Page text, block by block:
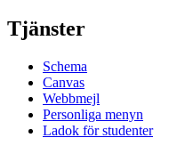
Tjänster
Schema
Canvas
Webbmejl
Personliga menyn
Ladok för studenter